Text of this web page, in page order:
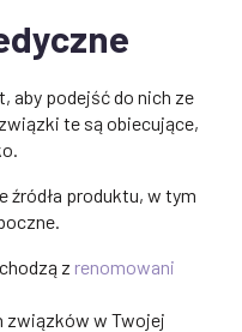
aby podejść do nich ze
te są obiecujące,
źródła produktu, w tym
z renomowani
związków w Twojej